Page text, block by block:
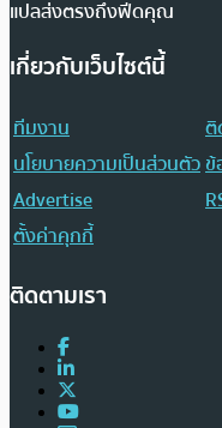
แปลส่งตรงถึงฟีดคุณ
เกี่ยวกับเว็บไซต์นี้
ทีมงาน
ติ
นโยบายความเป็นส่วนตัวข้
Advertise
ตั้งค่าคุกกี้
ติดตามเรา